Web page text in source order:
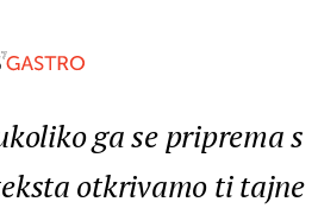
ga se priprema s
otkrivamo ti tajne